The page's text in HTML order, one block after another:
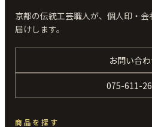
京都の伝統工芸職人が、個人印・
届けします。
お問い合
075-611-
商品を探す